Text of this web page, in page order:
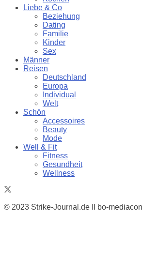
Liebe & Co
Beziehung
Dating
Familie
Kinder
Sex
Männer
Reisen
Deutschland
Europa
Individual
Welt
Schön
Accessoires
Beauty
Mode
Well & Fit
Fitness
Gesundheit
Wellness
© 2023 Strike-Journal.de II bo-